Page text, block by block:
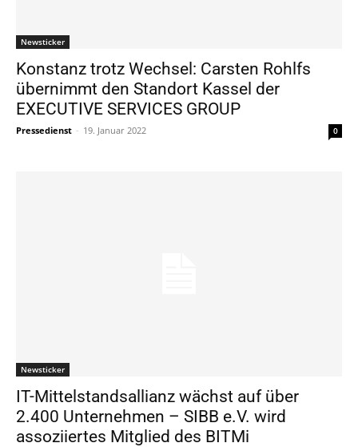
Newsticker
Konstanz trotz Wechsel: Carsten Rohlfs
übernimmt den Standort Kassel der
EXECUTIVE SERVICES GROUP
Pressedienst - 19. Januar 2022 0
Newsticker
IT-Mittelstandsallianz wächst auf über
2.400 Unternehmen – SIBB e.V. wird
assoziiertes Mitglied des BITMi